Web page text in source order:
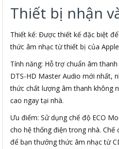
Thiết bị nhận
Thiết kế: Được thiết kế đặc biệt
thức âm nhạc từ thiết bị của
Tính năng: Hỗ trợ chuẩn âm
DTS-HD Master Audio mới nhất,
thức chất lượng âm thanh không
cao ngay tại nhà.
Ưu điểm: Sử dụng chế độ ECO
cho hệ thống điện trong nhà. Chế
để bạn thưởng thức âm nhạc từ